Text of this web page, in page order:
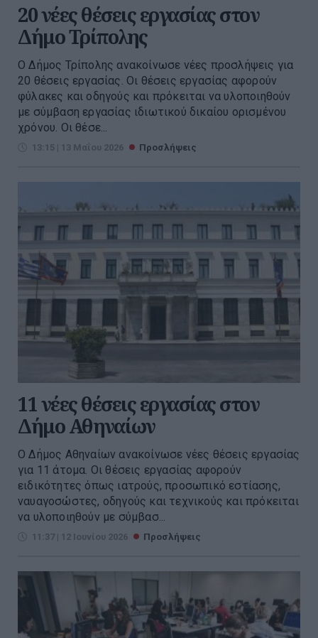
20 νέες θέσεις εργασίας στον
Δήμο Τρίπολης
Ο Δήμος Τρίπολης ανακοίνωσε νέες προσλήψεις για
20 θέσεις εργασίας. Οι θέσεις εργασίας αφορούν
φύλακες και οδηγούς και πρόκειται να υλοποιηθούν
με σύμβαση εργασίας ιδιωτικού δικαίου ορισμένου
χρόνου. Οι θέσε...
13:15 | 13 Μαΐου 2026 Προσλήψεις
11 νέες θέσεις εργασίας στον
Δήμο Αθηναίων
Ο Δήμος Αθηναίων ανακοίνωσε νέες θέσεις εργασίας
για 11 άτομα. Οι θέσεις εργασίας αφορούν
ειδικότητες όπως ιατρούς, προσωπικό εστίασης,
ναυαγοσώστες, οδηγούς και τεχνικούς και πρόκειται
να υλοποιηθούν με σύμβασ...
11:37 | 12 Ιουνίου 2026 Προσλήψεις